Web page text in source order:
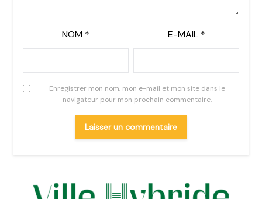
NOM * E-MAIL *
Enregistrer mon nom, mon e-mail et mon site dans le
navigateur pour mon prochain commentaire.